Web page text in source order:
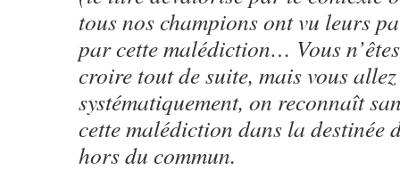
tous nos champions ont vu leurs
par cette malédiction… Vous
croire tout de suite, mais vous
systématiquement, on reconnaît
cette malédiction dans la destinée
hors du commun.